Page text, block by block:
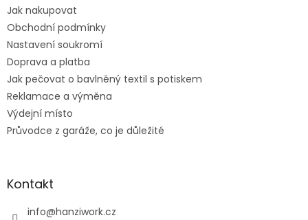
Jak nakupovat
Obchodní podmínky
Nastavení soukromí
Doprava a platba
Jak pečovat o bavlněný textil s potiskem
Reklamace a výměna
Výdejní místo
Průvodce z garáže, co je důležité
Kontakt
info@hanziwork.cz